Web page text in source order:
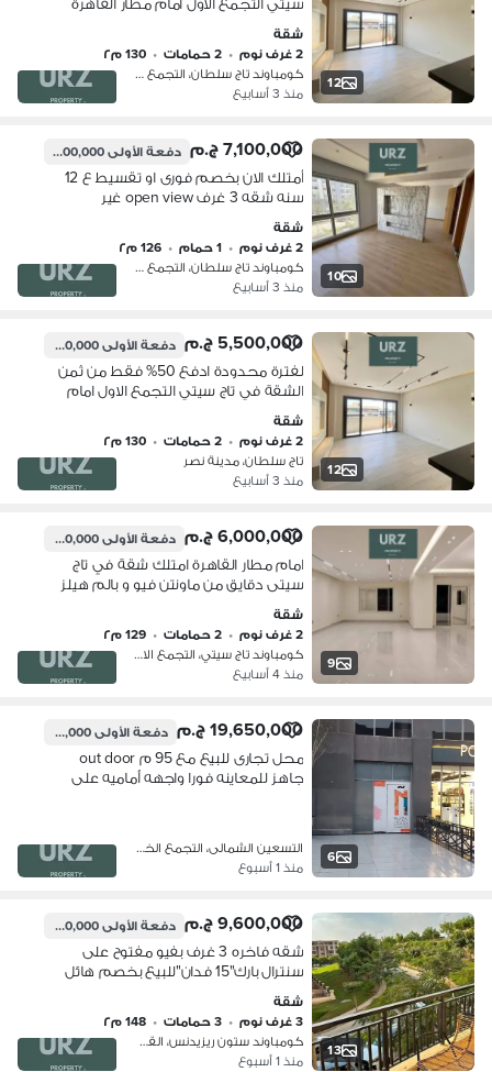
12
وبالقرب من مدينتي و بالم هيلز و ميفيدا و
هايد بارك و ماونتن فيو
شقة
2 غرف نوم
• 2 حمامات • 130 م٢
كومباوند تاج سلطان، التجمع الاول
منذ 3 أسابيع
10
7,100,000 ج.م دفعة الأولى1,000,000 ج.م
أمتلك الان بخصم فورى او تقسيط ع 12
سنه شقه 3 غرف open view غير
مجروحه نهائى على طريق السويس أمام
مدينتى بالقرب من الرحاب ماونتن فيو هايد
بارك تاج سيتي
شقة
2 غرف نوم
• 1 حمام • 126 م٢
كومباوند تاج سلطان، التجمع الاول
منذ 3 أسابيع
12
5,500,000 ج.م دفعة الأولى1,100,000 ج.م
لفترة محدودة ادفع 50% فقط من ثمن
الشقة في تاج سيتي التجمع الاول امام
مطار القاهرة وبالقرب من مدينتي و بالم
هيلز و ميفيدا و هايد بارك و ماونتن فيو
شقة
2 غرف نوم
• 2 حمامات • 130 م٢
تاج سلطان، مدينة نصر
منذ 3 أسابيع
9
6,000,000 ج.م دفعة الأولى1,200,000 ج.م
امام مطار القاهرة امتلك شقة في تاج
سيتى دقايق من ماونتن فيو و بالم هيلز
التجمع و ميفيدا و هايد بارك و ذا سباين
مدينتي و سراى و الرحاب و الشروق
شقة
2 غرف نوم
• 2 حمامات • 129 م٢
كومباوند تاج سيتي، التجمع الاول
منذ 4 أسابيع
6
19,650,000 ج.م دفعة الأولى2,500,000 ج.م
محل تجارى للبيع مع 95 م out door
جاهز للمعاينه فورا واجهه أماميه على
التسعين الشمالى، التجمع الخامس
منذ 1 أسبوع
13
9,600,000 ج.م دفعة الأولى1,300,000 ج.م
شقه فاخره 3 غرف بفيو مفتوح على
سنترال بارك"15 فدان"للبيع بخصم هائل
سوديك
شقة
3 غرف نوم
• 3 حمامات • 148 م٢
كومباوند ستون ريزيدنس، القطامية
منذ 1 أسبوع